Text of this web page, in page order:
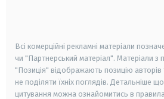
Всі комерційні рекламні матеріали
чи "Партнерський матеріал". Матеріали з
"Позиція" відображають позицію авторів
не поділяти їхніх поглядів. Детальніше
цитування можна ознайомитись в